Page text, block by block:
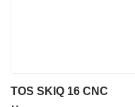
TOS SKIQ 16 CNC